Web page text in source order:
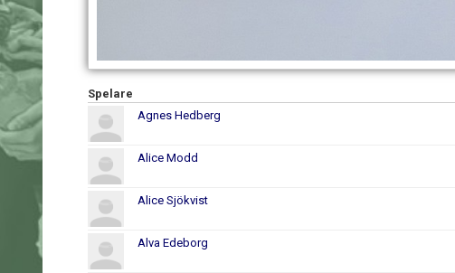
Spelare
Agnes Hedberg
Alice Modd
Alice Sjökvist
Alva Edeborg